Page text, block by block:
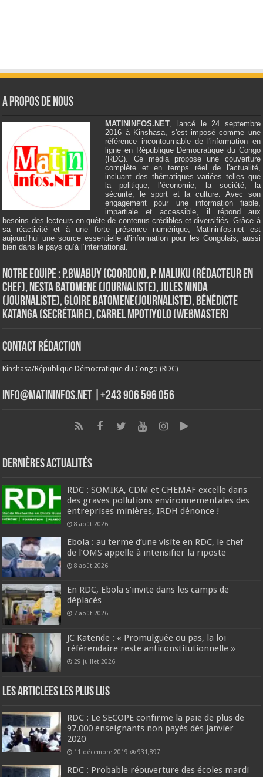
A Propos de Nous
MATININFOS.NET, lancé le 24 septembre
2016 à Kinshasa, s'est imposé comme une
référence incontournable de l'information en
ligne en République Démocratique du Congo
(RDC). Ce média propose une couverture
complète et en temps réel de l'actualité,
incluant des thématiques variées telles que
la politique, l’économie, la société, la
sécurité, le sport et la culture. Avec son
engagement pour une information fiable,
impartiale et accessible, il répond aux
besoins des lecteurs en quête de contenus crédibles et diversifiés. Grâce à
sa réactivité et à une forte présence numérique, Matininfos.net est
aujourd’hui une source essentielle d’information pour les Congolais, aussi
bien dans le pays qu’à l’international.
Notre Equipe : P.Bwabuy (Coordon), P. Maluku (Rédacteur en
Chef), Nesta Batomene (Journaliste), Jules Ninda
(Journaliste), Gloire Batomene(Journaliste), Bénédicte
Katanga (Secrétaire), Carrel Mpotiyolo (Webmaster)
Contact Rédaction
Kinshasa/République Démocratique du Congo (RDC)
info@matininfos.net |+243 906 596 056
Dernières Actualités
RDC : SOMIKA, CDM et CHEMAF excelle dans
des graves pollutions environnementales des
entreprises minières, IRDH dénonce !
8 août 2026
Ebola : au terme d’une visite en RDC, le chef
de l’OMS appelle à intensifier la riposte
8 août 2026
En RDC, Ebola s’invite dans les camps de
déplacés
7 août 2026
JC Katende : « Promulguée ou pas, la loi
référendaire reste anticonstitutionnelle »
29 juillet 2026
Les Articlees les plus Lus
RDC : Le SECOPE confirme la paie de plus de
97.000 enseignants non payés dès janvier
2020
11 décembre 2019 931,897
RDC : Probable réouverture des écoles mardi